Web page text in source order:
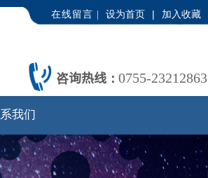
设为首页 | 加入收藏
0755-23212863
咨询热线：
在线留言
我们